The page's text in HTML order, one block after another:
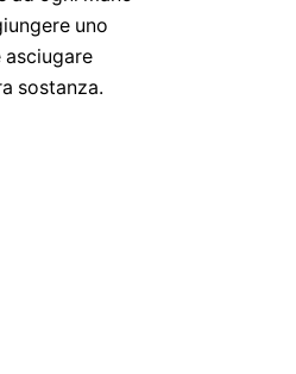
uno
asciugare
sostanza.